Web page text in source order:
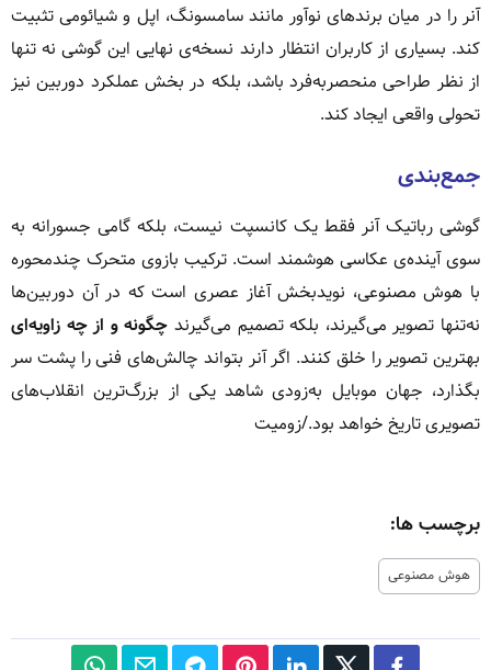
آنر را در میان برندهای نوآور مانند سامسونگ، اپل و شیائومی تثبیت
کند. بسیاری از کاربران انتظار دارند نسخه‌ی نهایی این گوشی نه تنها
از نظر طراحی منحصربه‌فرد باشد، بلکه در بخش عملکرد دوربین نیز
تحولی واقعی ایجاد کند.
جمع‌بندی
گوشی رباتیک آنر فقط یک کانسپت نیست، بلکه گامی جسورانه به
سوی آینده‌ی عکاسی هوشمند است. ترکیب بازوی متحرک چندمحوره
با هوش مصنوعی، نویدبخش آغاز عصری است که در آن دوربین‌ها
نه‌تنها تصویر می‌گیرند، بلکه تصمیم می‌گیرند چگونه و از چه زاویه‌ای
بهترین تصویر را خلق کنند. اگر آنر بتواند چالش‌های فنی را پشت سر
بگذارد، جهان موبایل به‌زودی شاهد یکی از بزرگ‌ترین انقلاب‌های
تصویری تاریخ خواهد بود./زومیت
برچسب ها:
هوش مصنوعی